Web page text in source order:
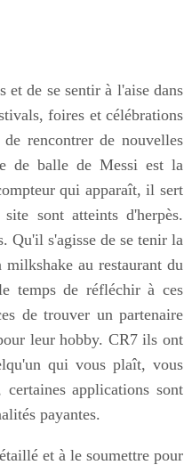
de se sentir à l'aise dans
foires et célébrations
rencontrer de nouvelles
de balle de Messi est la
qui apparaît, il sert
sont atteints d'herpès.
Qu'il s'agisse de se tenir la
au restaurant du
temps de réfléchir à ces
de trouver un partenaire
leur hobby. CR7 ils ont
qui vous plaît, vous
applications sont
payantes.
et à le soumettre pour